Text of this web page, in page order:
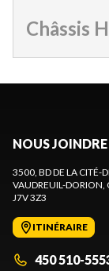
Châssis
NOUS JOINDRE
3500, BD DE LA CITÉ-
VAUDREUIL-DORION,
J7V 3Z3
ITINÉRAIRE
450 510-